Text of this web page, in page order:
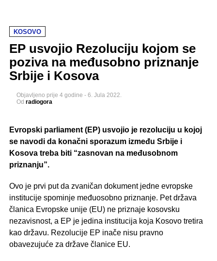
KOSOVO
EP usvojio Rezoluciju kojom se
poziva na međusobno priznanje
Srbije i Kosova
Objavljeno prije 4 godine - 6. Jula 2022.
Od radiogora
Evropski parliament (EP) usvojio je rezoluciju u kojoj
se navodi da konačni sporazum između Srbije i
Kosova treba biti “zasnovan na međusobnom
priznanju”.
Ovo je prvi put da zvaničan dokument jedne evropske
institucije spominje međuosobno priznanje. Pet država
članica Evropske unije (EU) ne priznaje kosovsku
nezavisnost, a EP je jedina institucija koja Kosovo tretira
kao državu. Rezolucije EP inače nisu pravno
obavezujuće za države članice EU.